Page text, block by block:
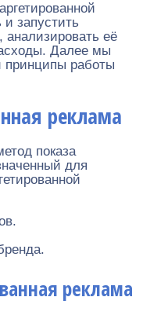
запустить
её
Далее мы
принципы работы
реклама
показа
для
реклама